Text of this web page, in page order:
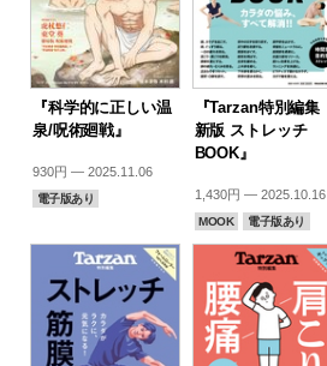
『科学的に正しい温
泉/呪術廻戦』
930円 — 2025.11.06
電子版あり
『Tarzan特別編集
新版 ストレッチ
BOOK』
1,430円 — 2025.10.16
MOOK 電子版あり